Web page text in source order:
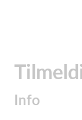
Info